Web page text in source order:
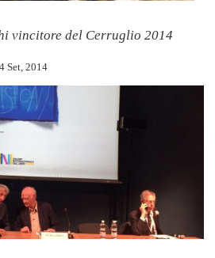
vincitore del Cerruglio 2014
4 Set, 2014